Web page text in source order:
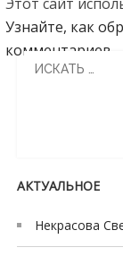
Узнайте, как
комментариев
АКТУАЛЬНОЕ
Некрасова